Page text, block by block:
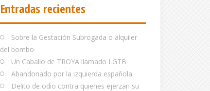
Entradas recientes
Sobre la Gestación Subrogada o alquiler
del bombo
Un Caballo de TROYA llamado LGTB
Abandonado por la izquierda española
Delito de odio contra quienes ejerzan su